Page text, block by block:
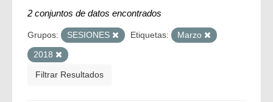
2 conjuntos de datos encontrados
Grupos: SESIONES Etiquetas:
Marzo
2018
Filtrar Resultados